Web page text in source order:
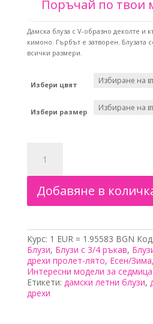
Поръчай по твои
Дамска блуза с V-образно деколте и
кимоно. Гърбът е затворен. Блузата
всички размери.
Избери цвят
Избери размер
с
шпицДобавяне в
Курс: 1 EUR = 1.95583 BGN Код:
Блузи, Блузи с 3/4 ръкав,
дрехи пролет-лято, Есен/Зима,
Интересни модели за
Етикети: дамски летни блузи,
дрехи